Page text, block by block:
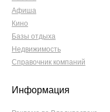
Афиша
Кино
Базы отдыха
Недвижимость
Справочник компаний
Информация